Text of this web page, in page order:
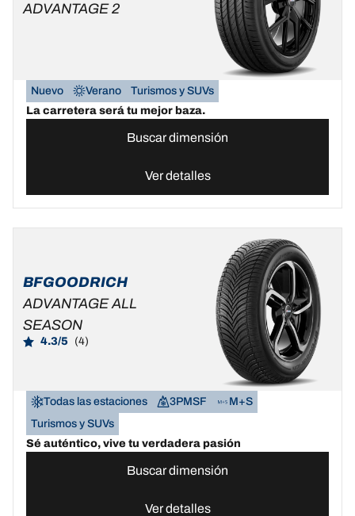
ADVANTAGE 2
Nuevo Verano
Turismos y SUVs
La carretera será tu mejor baza.
Buscar dimensión
Ver detalles
BFGOODRICH
ADVANTAGE ALL
SEASON
4.3/5 (4)
Todas las estaciones 3PMSF
M+S
Turismos y SUVs
Sé auténtico, vive tu verdadera pasión
Buscar dimensión
Ver detalles